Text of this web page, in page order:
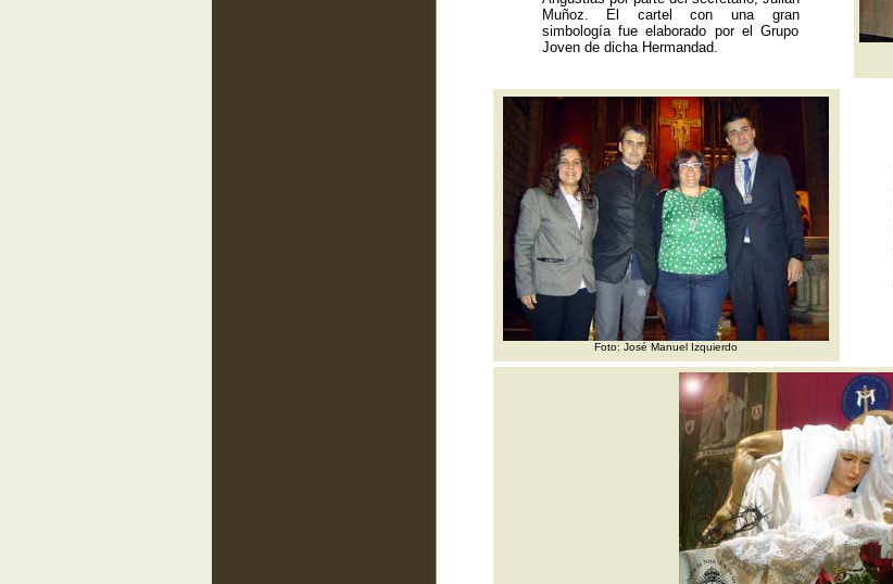
Muñoz. El cartel con una gran
simbología fue elaborado por el Grupo
Joven de dicha Hermandad.
Foto: José Manuel Izquierdo